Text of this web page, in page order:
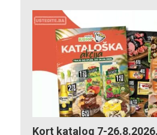
Kort katalog 7-26.8.2026.